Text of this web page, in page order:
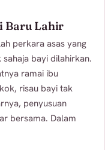
Baru Lahir
perkara asas yang
bayi dilahirkan.
ramai ibu
risau bayi tak
penyusuan
bersama. Dalam